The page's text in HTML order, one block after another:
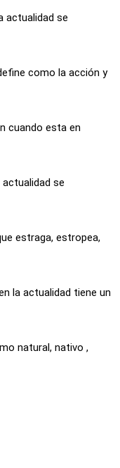
actualidad se
como la acción y
cuando esta en
se
estraga, estropea,
la actualidad tiene un
natural, nativo ,